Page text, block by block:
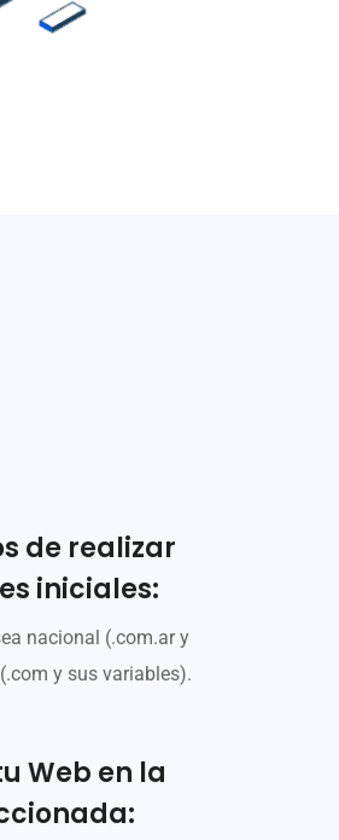
de realizar
iniciales:
nacional (.com.ar y
y sus variables).
Web en la